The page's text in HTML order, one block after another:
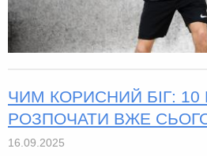
ЧИМ КОРИСНИЙ БІГ:
РОЗПОЧАТИ ВЖЕ
16.09.2025